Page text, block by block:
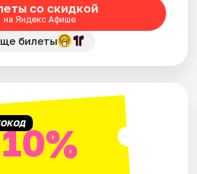
со скидкой
на Яндекс Афише
билеты
10%